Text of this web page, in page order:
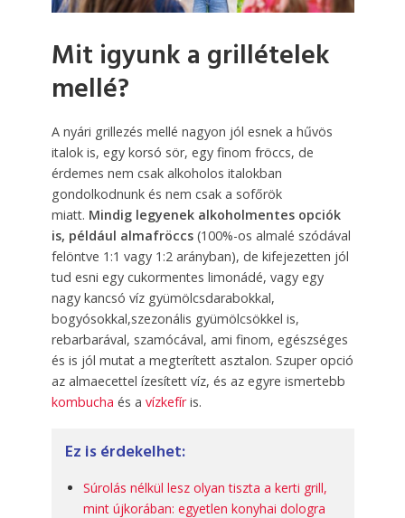
Mit igyunk a grillételek
mellé?
A nyári grillezés mellé nagyon jól esnek a hűvös
italok is, egy korsó sör, egy finom fröccs, de
érdemes nem csak alkoholos italokban
gondolkodnunk és nem csak a sofőrök
miatt. Mindig legyenek alkoholmentes opciók
is, például almafröccs(100%-os almalé szódával
felöntve 1:1 vagy 1:2 arányban), de kifejezetten jól
tud esni egy cukormentes limonádé, vagy egy
nagy kancsó víz gyümölcsdarabokkal,
bogyósokkal,szezonális gyümölcsökkel is,
rebarbarával, szamócával, ami finom, egészséges
és is jól mutat a megterített asztalon. Szuper opció
az almaecettel ízesített víz, és az egyre ismertebb
kombucha és a vízkefíris.
Ez is érdekelhet:
Súrolás nélkül lesz olyan tiszta a kerti grill,
mint újkorában: egyetlen konyhai dologra